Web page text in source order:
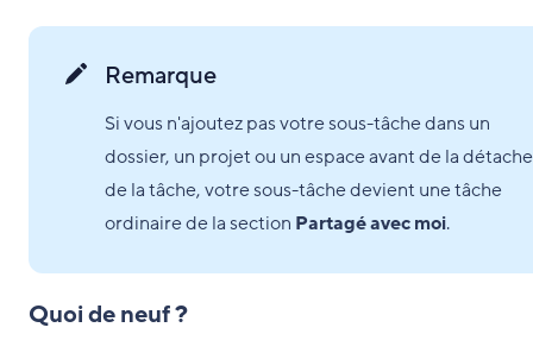
Remarque
Si vous n'ajoutez pas votre sous-tâche dans un
dossier, un projet ou un espace avant de la
de la tâche, votre sous-tâche devient une tâche
ordinaire de la section Partagé avec moi.
Quoi de neuf ?